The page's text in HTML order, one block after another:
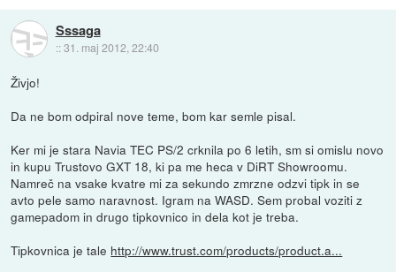
Sssaga
::31. maj 2012, 22:40
Živjo!
Da ne bom odpiral nove teme, bom kar semle pisal.
Ker mi je stara Navia TEC PS/2 crknila po 6 letih, sm si omislu novo
in kupu Trustovo GXT 18, ki pa me heca v DiRT Showroomu.
Namreč na vsake kvatre mi za sekundo zmrzne odzvi tipk in se
avto pele samo naravnost. Igram na WASD. Sem probal voziti z
gamepadom in drugo tipkovnico in dela kot je treba.
Tipkovnica je tale http://www.trust.com/products/product.a...